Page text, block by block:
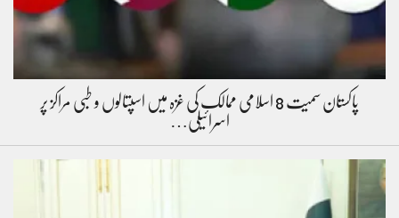
پاکستان سمیت 8 اسلامی ممالک کی غزہ میں اسپتالوں و طبی مراکز پر
اسرائیلی…